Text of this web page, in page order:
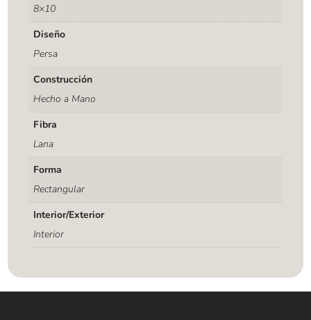
8×10
Diseño
Persa
Construcción
Hecho a Mano
Fibra
Lana
Forma
Rectangular
Interior/Exterior
Interior